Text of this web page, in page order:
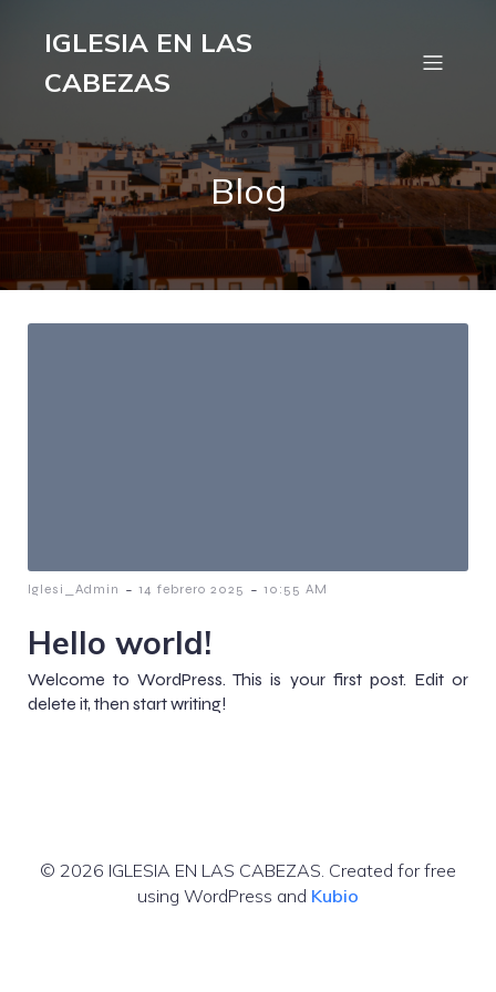
IGLESIA EN LAS
CABEZAS
Blog
Iglesi_Admin - 14 febrero 2025 - 10:55 AM
Hello world!
Welcome to WordPress. This is your first post. Edit or
delete it, then start writing!
© 2026 IGLESIA EN LAS CABEZAS. Created for free
using WordPress and Kubio